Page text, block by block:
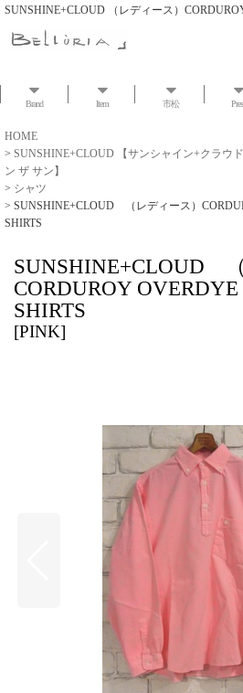
SUNSHINE+CLOUD （レディース）
Brand Item 市松
HOME
> SUNSHINE+CLOUD 【サンシャイン+クラウ
ン ザ サン】
> シャツ
> SUNSHINE+CLOUD （レディース）
SHIRTS
SUNSHINE+CLOUD
CORDUROY
SHIRTS
[PINK]